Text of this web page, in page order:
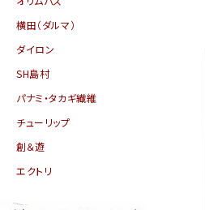
横田（ダルマ）
ダイロン
SH島村
パナミ・タカギ繊維
チューリップ
創＆遊
エクトリ